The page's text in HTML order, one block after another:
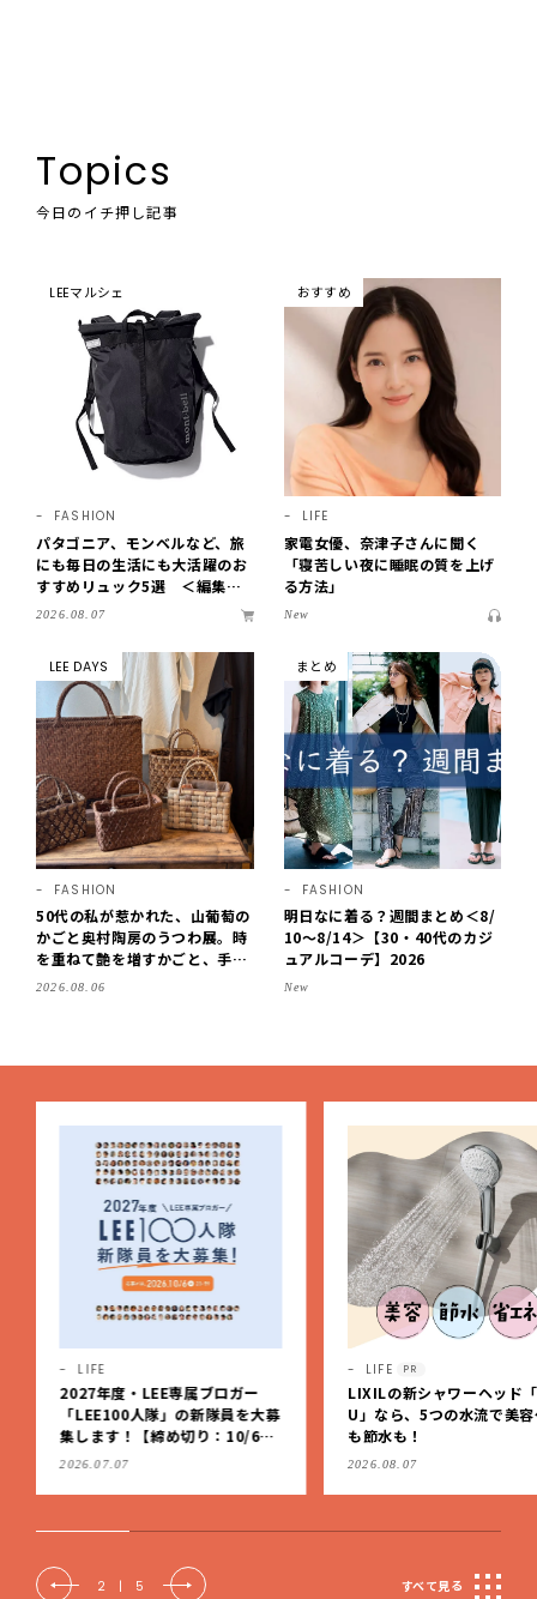
Topics
今日のイチ押し記事
LEEマルシェ
FASHION
パタゴニア、モンベルなど、旅
にも毎日の生活にも大活躍のお
すすめリュック5選 ＜編集部
セレクト＞【LEEマルシェ】
2026.08.07
おすすめ
LIFE
家電女優、奈津子さんに聞く
「寝苦しい夜に睡眠の質を上げ
る方法」
New
LEE DAYS
FASHION
50代の私が惹かれた、山葡萄の
かごと奥村陶房のうつわ展。時
を重ねて艶を増すかごと、手仕
事の美しさに出会いました。
2026.08.06
まとめ
FASHION
明日なに着る？週間まとめ＜8/
10～8/14＞【30・40代のカジ
ュアルコーデ】2026
New
LIFE
LIXILの新シャワーヘッド「SPA
U」なら、5つの水流で美容ケア
も節水も！
2026.08.07
HEALTH
入学、思春期などの節目に
どもの「アトピー性皮膚炎
治療を見直しませんか？
2026.08.03
2 | 5 すべて見る